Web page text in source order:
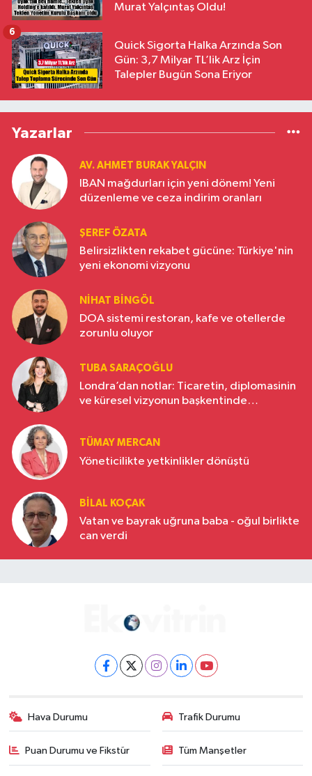
Murat Yalçıntaş Oldu!
Quick Sigorta Halka Arzında Son
Gün: 3,7 Milyar TL’lik Arz İçin
Talepler Bugün Sona Eriyor
6
Yazarlar
AV. AHMET BURAK YALÇIN
IBAN mağdurları için yeni dönem! Yeni
düzenleme ve ceza indirim oranları
ŞEREF ÖZATA
Belirsizlikten rekabet gücüne: Türkiye'nin
yeni ekonomi vizyonu
NIHAT BINGÖL
DOA sistemi restoran, kafe ve otellerde
zorunlu oluyor
TUBA SARAÇOĞLU
Londra’dan notlar: Ticaretin, diplomasinin
ve küresel vizyonun başkentinde
TÜMAY MERCAN
Yöneticilikte yetkinlikler dönüştü
BILAL KOÇAK
Vatan ve bayrak uğruna baba - oğul birlikte
can verdi
Hava Durumu Trafik Durumu
Puan Durumu ve Fikstür Tüm Manşetler